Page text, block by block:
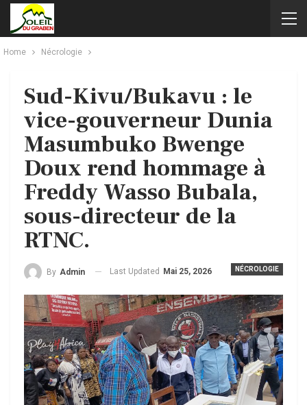
Home Nécrologie
Sud-Kivu/Bukavu : le
vice-gouverneur Dunia
Masumbuko Bwenge
Doux rend hommage à
Freddy Wasso Bubala,
sous-directeur de la
RTNC.
NÉCROLOGIE
By Admin Last Updated Mai 25, 2026